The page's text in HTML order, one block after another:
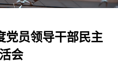
党员领导干部民主
会